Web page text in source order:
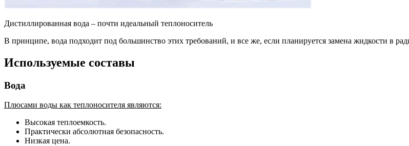
Дистиллированная вода – почти идеальный теплоноситель
В принципе, вода подходит под большинство этих требований, и все же, если планируется замена жидкости в
Используемые составы
Вода
Плюсами воды как теплоносителя являются:
Высокая теплоемкость.
Практически абсолютная безопасность.
Низкая цена.